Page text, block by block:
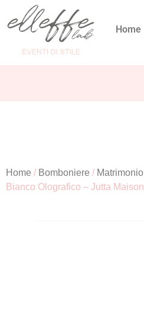
Home
Home / Bomboniere / Matrimonio
Bianco Olografico – Jutta Maison